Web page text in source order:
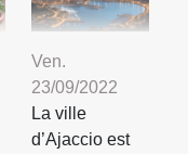
Ven.
23/09/2022
La ville
d’Ajaccio est